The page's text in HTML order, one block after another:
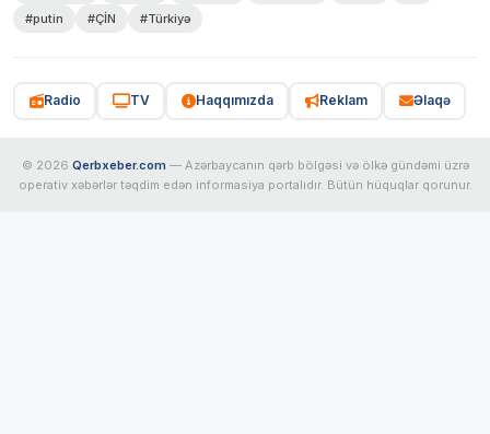
#putin #ÇİN #Türkiyə
Radio TV Haqqımızda Reklam Əlaqə
© 2026 Qerbxeber.com — Azərbaycanın qərb bölgəsi və ölkə gündəmi üzrə
operativ xəbərlər təqdim edən informasiya portalıdır. Bütün hüquqlar qorunur.